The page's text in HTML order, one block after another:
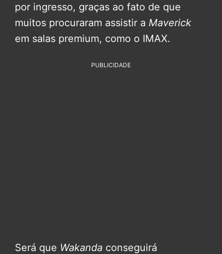
por ingresso, graças ao fato de que
muitos procuraram assistir a Maverick
em salas premium, como o IMAX.
PUBLICIDADE
Será que Wakanda conseguirá